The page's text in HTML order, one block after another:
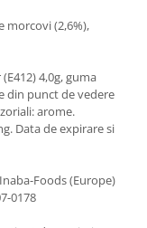
morcovi (2,6%),
4,0g, guma
din punct de vedere
arome.
Data de expirare si
Foods (Europe)
0178